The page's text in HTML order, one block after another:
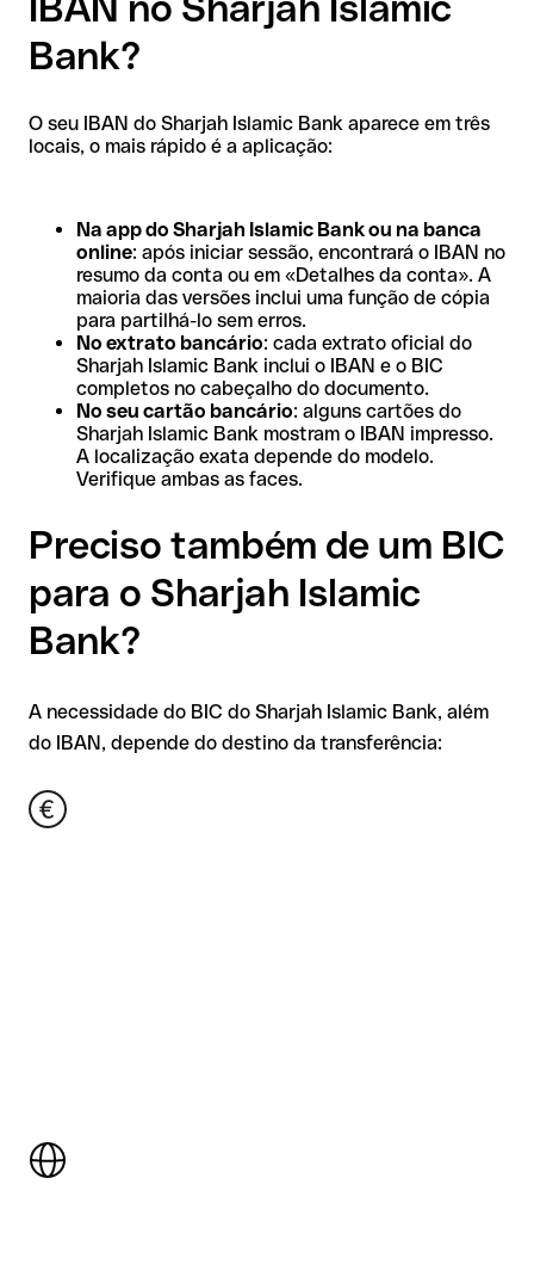
Bank?
O seu IBAN do Sharjah Islamic Bank aparece em três
locais, o mais rápido é a aplicação:
Na app do Sharjah Islamic Bank ou na banca
online: após iniciar sessão, encontrará o IBAN no
resumo da conta ou em «Detalhes da conta». A
maioria das versões inclui uma função de cópia
para partilhá-lo sem erros.
No extrato bancário: cada extrato oficial do
Sharjah Islamic Bank inclui o IBAN e o BIC
completos no cabeçalho do documento.
No seu cartão bancário: alguns cartões do
Sharjah Islamic Bank mostram o IBAN impresso.
A localização exata depende do modelo.
Verifique ambas as faces.
Preciso também de um BIC
para o Sharjah Islamic
Bank?
A necessidade do BIC do Sharjah Islamic Bank, além
do IBAN, depende do destino da transferência: